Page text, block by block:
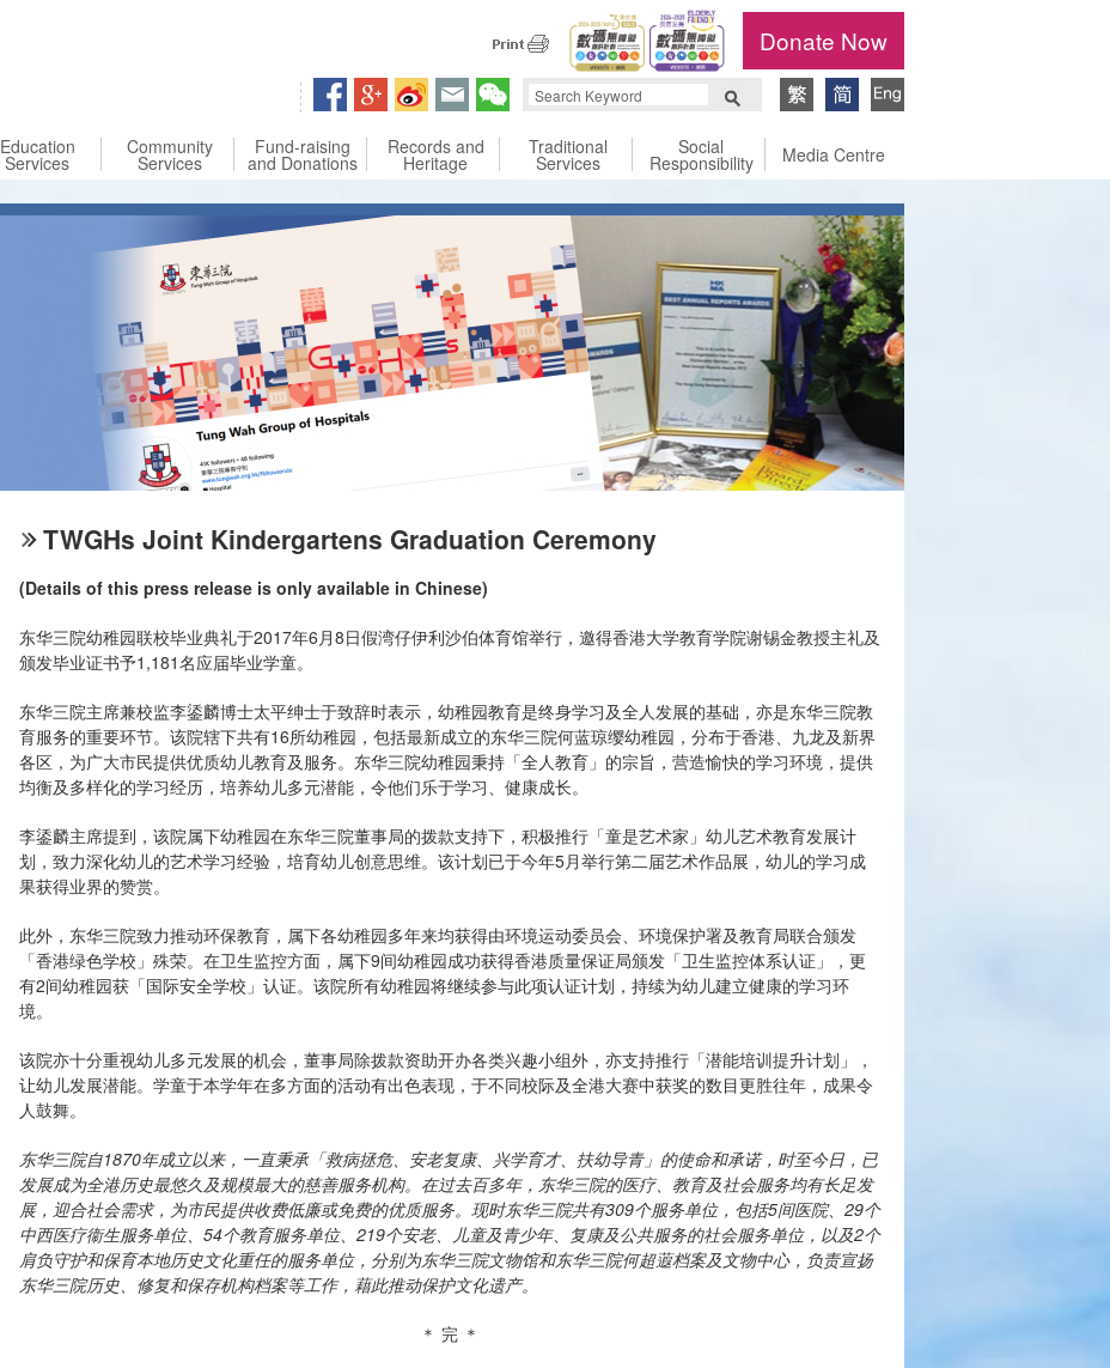
Donate Now
Education
Services
Community
Services
Fund-raising
and Donations
Records and
Heritage
Traditional
Services
Social
Responsibility Media Centre
TWGHs Joint Kindergartens Graduation Ceremony
(Details of this press release is only available in Chinese)
东华三院幼稚园联校毕业典礼于2017年6月8日假湾仔伊利沙伯体育馆举行，邀得香港大学教育学院谢锡金教授主礼及
颁发毕业证书予1,181名应届毕业学童。
东华三院主席兼校监李鋈麟博士太平绅士于致辞时表示，幼稚园教育是终身学习及全人发展的基础，亦是东华三院教
育服务的重要环节。该院辖下共有16所幼稚园，包括最新成立的东华三院何蓝琼缨幼稚园，分布于香港、九龙及新界
各区，为广大市民提供优质幼儿教育及服务。东华三院幼稚园秉持「全人教育」的宗旨，营造愉快的学习环境，提供
均衡及多样化的学习经历，培养幼儿多元潜能，令他们乐于学习、健康成长。
李鋈麟主席提到，该院属下幼稚园在东华三院董事局的拨款支持下，积极推行「童是艺术家」幼儿艺术教育发展计
划，致力深化幼儿的艺术学习经验，培育幼儿创意思维。该计划已于今年5月举行第二届艺术作品展，幼儿的学习成
果获得业界的赞赏。
此外，东华三院致力推动环保教育，属下各幼稚园多年来均获得由环境运动委员会、环境保护署及教育局联合颁发
「香港绿色学校」殊荣。在卫生监控方面，属下9间幼稚园成功获得香港质量保证局颁发「卫生监控体系认证」，更
有2间幼稚园获「国际安全学校」认证。该院所有幼稚园将继续参与此项认证计划，持续为幼儿建立健康的学习环
境。
该院亦十分重视幼儿多元发展的机会，董事局除拨款资助开办各类兴趣小组外，亦支持推行「潜能培训提升计划」，
让幼儿发展潜能。学童于本学年在多方面的活动有出色表现，于不同校际及全港大赛中获奖的数目更胜往年，成果令
人鼓舞。
东华三院自1870年成立以来，一直秉承「救病拯危、安老复康、兴学育才、扶幼导青」的使命和承诺，时至今日，已
发展成为全港历史最悠久及规模最大的慈善服务机构。在过去百多年，东华三院的医疗、教育及社会服务均有长足发
展，迎合社会需求，为市民提供收费低廉或免费的优质服务。现时东华三院共有309个服务单位，包括5间医院、 29个
中西医疗衞生服务单位、 54个教育服务单位、 219个安老、儿童及青少年、复康及公共服务的社会服务单位，以及2个
肩负守护和保育本地历史文化重任的服务单位，分别为东华三院文物馆和东华三院何超蕸档案及文物中心，负责宣扬
东华三院历史、修复和保存机构档案等工作，藉此推动保护文化遗产。
＊ 完 ＊